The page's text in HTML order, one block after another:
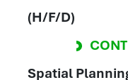
(H/F/D)
Spatial